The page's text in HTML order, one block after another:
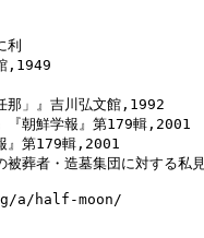
利
,1949
那」』吉川弘文館,1992
『朝鮮学報』第179輯,2001
』第179輯,2001
被葬者・造墓集団に対する
a/half-moon/